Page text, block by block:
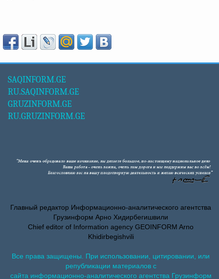
SAQINFORM.GE
RU.SAQINFORM.GE
GRUZINFORM.GE
RU.GRUZINFORM.GE
Главный редактор Информационно-аналитического агентства
Грузинформ Арно Хидирбегишвили
Chief editor of Information agency GEOINFORM Arno
Khidirbegishvili
Все права защищены. При использовании, цитировании, или
републикации материалов с
сайта информационно-аналитического агентства Грузинформ